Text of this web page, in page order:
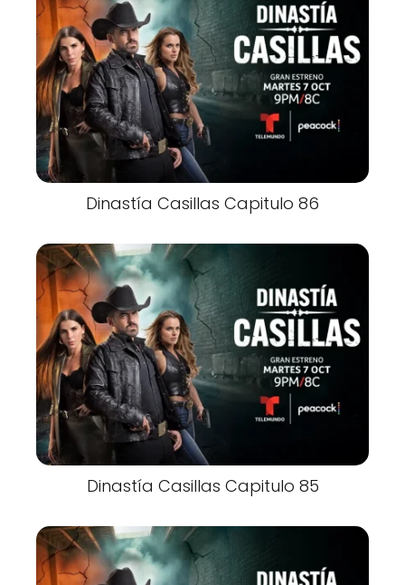
Dinastía Casillas Capitulo 86
Dinastía Casillas Capitulo 85